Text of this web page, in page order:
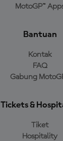
MotoGP™
Bantuan
Kontak
FAQ
Gabung
Tickets &
Tiket
Hospitality